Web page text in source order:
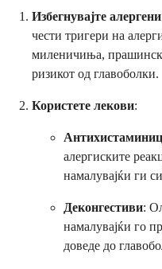
Избегнувајте алергени
чести тригери на
миленичиња,
ризикот од главоболки.
Користете лекови:
алергиските
намалувајќи ги
Деконгестиви:
намалувајќи го
доведе до